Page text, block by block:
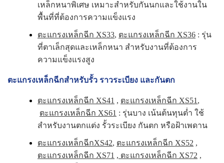
เหล็กหนาพิเศษ เหมาะสำหรับกันนกและใช้งานใน
พื้นที่ที่ต้องการความแข็งแรง
ตะแกรงเหล็กฉีก XS33, ตะแกรงเหล็กฉีก XS36 : รุ่น
ที่ตาเล็กสุดและเหล็กหนา สำหรับงานที่ต้องการ
ความแข็งแรงสูง
ตะแกรงเหล็กฉีกสำหรับรั้ว ราวระเบียง และกันตก
ตะแกรงเหล็กฉีก XS41 , ตะแกรงเหล็กฉีก XS51 ,
ตะแกรงเหล็กฉีก XS61 : รุ่นบาง เน้นต้นทุนต่ำ ใช้
สำหรับงานตกแต่ง รั้วระเบียง กันตก หรือฝ้าเพดาน
ตะแกรงเหล็กฉีกXS42, ตะแกรงเหล็กฉีก XS52 ,
ตะแกรงเหล็กฉีก XS71 , ตะแกรงเหล็กฉีก XS72 ,